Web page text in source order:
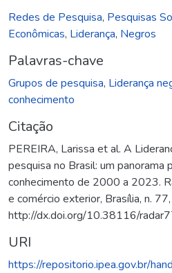
Redes de Pesquisa, Pesquisas
Econômicas, Liderança, Negros
Palavras-chave
Grupos de pesquisa, Liderança
conhecimento
Citação
PEREIRA, Larissa et al. A
pesquisa no Brasil: um panorama
conhecimento de 2000 a 2023.
e comércio exterior, Brasília, n.
http://dx.doi.org/10.38116/
URI
https://repositorio.ipea.gov.br/